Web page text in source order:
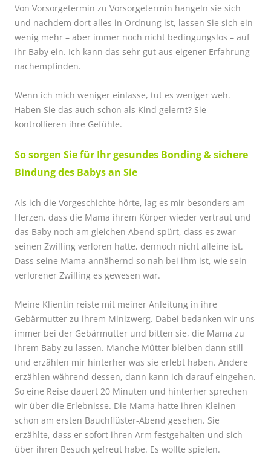
Von Vorsorgetermin zu Vorsorgetermin hangeln sie sich
und nachdem dort alles in Ordnung ist, lassen Sie sich ein
wenig mehr – aber immer noch nicht bedingungslos – auf
Ihr Baby ein. Ich kann das sehr gut aus eigener Erfahrung
nachempfinden.
Wenn ich mich weniger einlasse, tut es weniger weh.
Haben Sie das auch schon als Kind gelernt? Sie
kontrollieren ihre Gefühle.
So sorgen Sie für Ihr gesundes Bonding & sichere
Bindung des Babys an Sie
Als ich die Vorgeschichte hörte, lag es mir besonders am
Herzen, dass die Mama ihrem Körper wieder vertraut und
das Baby noch am gleichen Abend spürt, dass es zwar
seinen Zwilling verloren hatte, dennoch nicht alleine ist.
Dass seine Mama annähernd so nah bei ihm ist, wie sein
verlorener Zwilling es gewesen war.
Meine Klientin reiste mit meiner Anleitung in ihre
Gebärmutter zu ihrem Minizwerg. Dabei bedanken wir uns
immer bei der Gebärmutter und bitten sie, die Mama zu
ihrem Baby zu lassen. Manche Mütter bleiben dann still
und erzählen mir hinterher was sie erlebt haben. Andere
erzählen während dessen, dann kann ich darauf eingehen.
So eine Reise dauert 20 Minuten und hinterher sprechen
wir über die Erlebnisse. Die Mama hatte ihren Kleinen
schon am ersten Bauchflüster-Abend gesehen. Sie
erzählte, dass er sofort ihren Arm festgehalten und sich
über ihren Besuch gefreut habe. Es wollte spielen.